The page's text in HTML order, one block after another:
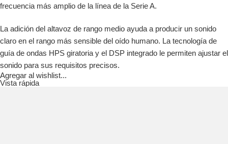
frecuencia más amplio de la línea de la Serie A.
La adición del altavoz de rango medio ayuda a producir un sonido
claro en el rango más sensible del oído humano. La tecnología de
guía de ondas HPS giratoria y el DSP integrado le permiten ajustar el
sonido para sus requisitos precisos.
Agregar al wishlist...
Vista rápida